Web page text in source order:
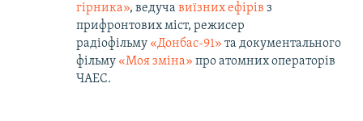
гірника», ведуча виїзних ефірів з
прифронтових міст, режисер
радіофільму «Донбас-91» та документального
фільму «Моя зміна» про атомних операторів
ЧАЕС.